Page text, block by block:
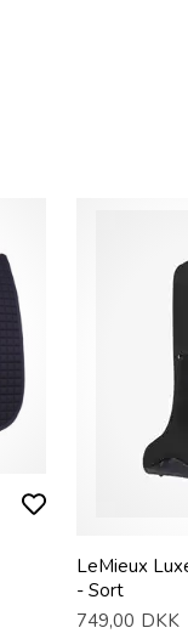
LeMieux
- Sort
749,00 DKK